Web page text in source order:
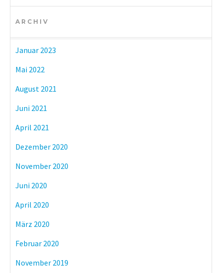
ARCHIV
Januar 2023
Mai 2022
August 2021
Juni 2021
April 2021
Dezember 2020
November 2020
Juni 2020
April 2020
März 2020
Februar 2020
November 2019